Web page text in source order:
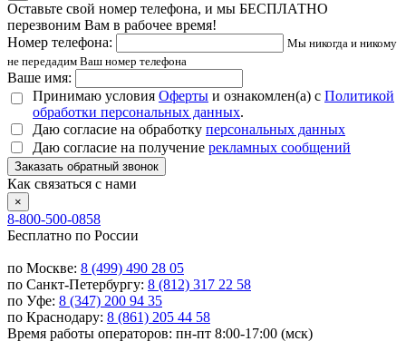
Оставьте свой номер телефона, и мы БЕСПЛАТНО
перезвоним Вам в рабочее время!
Номер телефона:
Мы никогда и никому
не передадим Ваш номер телефона
Ваше имя:
Принимаю условия Оферты и ознакомлен(а) с Политикой
обработки персональных данных.
Даю согласие на обработку персональных данных
Даю согласие на получение рекламных сообщений
Заказать обратный звонок
Как связаться с нами
×
8-800-500-0858
Бесплатно по России
по Москве: 8 (499) 490 28 05
по Санкт-Петербургу: 8 (812) 317 22 58
по Уфе: 8 (347) 200 94 35
по Краснодару: 8 (861) 205 44 58
Время работы операторов: пн-пт 8:00-17:00 (мск)